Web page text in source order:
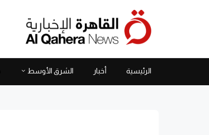
الرئيسية أخبار الشرق الأوسط